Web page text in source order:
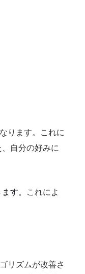
ります。これに
自分の好みに
す。これによ
リズムが改善さ